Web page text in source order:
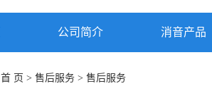
公司简介 消音产品
首 页 > 售后服务 > 售后服务